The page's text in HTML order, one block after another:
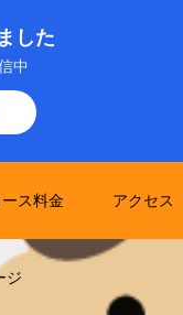
した
中
ース料金 アクセス
ジ